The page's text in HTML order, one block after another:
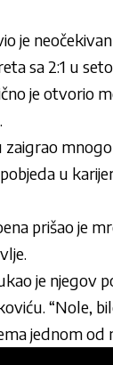
je
sa 2:1 u
je otvorio
u
prišao je
je njegov
“Nole,
jednom od